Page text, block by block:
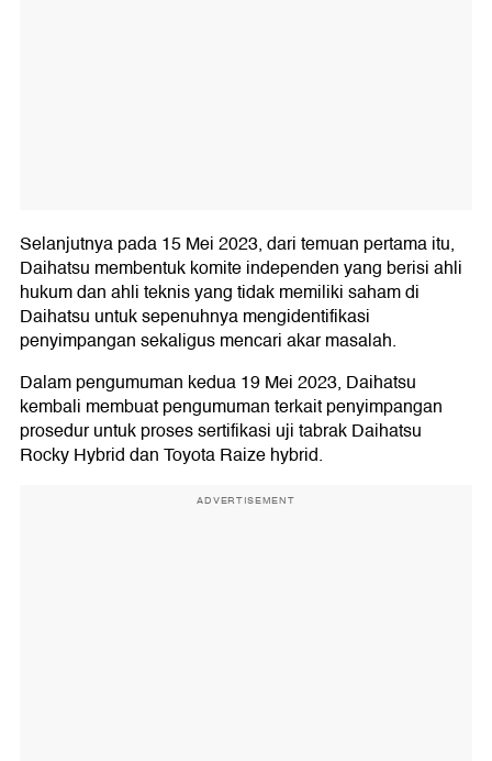
Selanjutnya pada 15 Mei 2023, dari temuan pertama itu,
Daihatsu membentuk komite independen yang berisi ahli
hukum dan ahli teknis yang tidak memiliki saham di
Daihatsu untuk sepenuhnya mengidentifikasi
penyimpangan sekaligus mencari akar masalah.
Dalam pengumuman kedua 19 Mei 2023, Daihatsu
kembali membuat pengumuman terkait penyimpangan
prosedur untuk proses sertifikasi uji tabrak Daihatsu
Rocky Hybrid dan Toyota Raize hybrid.
ADVERTISEMENT